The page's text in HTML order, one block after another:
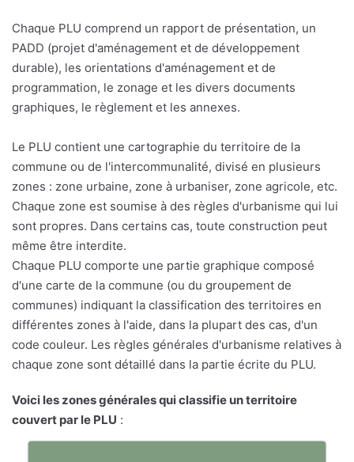
Chaque PLU comprend un rapport de présentation, un
PADD (projet d'aménagement et de développement
durable), les orientations d'aménagement et de
programmation, le zonage et les divers documents
graphiques, le règlement et les annexes.
Le PLU contient une cartographie du territoire de la
commune ou de l'intercommunalité, divisé en plusieurs
zones : zone urbaine, zone à urbaniser, zone agricole, etc.
Chaque zone est soumise à des règles d'urbanisme qui lui
sont propres. Dans certains cas, toute construction peut
même être interdite.
Chaque PLU comporte une partie graphique composé
d'une carte de la commune (ou du groupement de
communes) indiquant la classification des territoires en
différentes zones à l'aide, dans la plupart des cas, d'un
code couleur. Les règles générales d'urbanisme relatives à
chaque zone sont détaillé dans la partie écrite du PLU.
Voici les zones générales qui classifie un territoire
couvert par le PLU :